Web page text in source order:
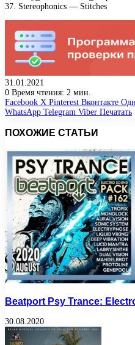
37. Stеrеорhоniсs — Stitсhеs
31.01.2021
0 Время чтения: 2 мин.
Facebook X Pinterest Вконтакте
WhatsApp Telegram Viber Печатать
ПОХОЖИЕ СТАТЬИ
Beatport Psy Trance:
30.08.2020